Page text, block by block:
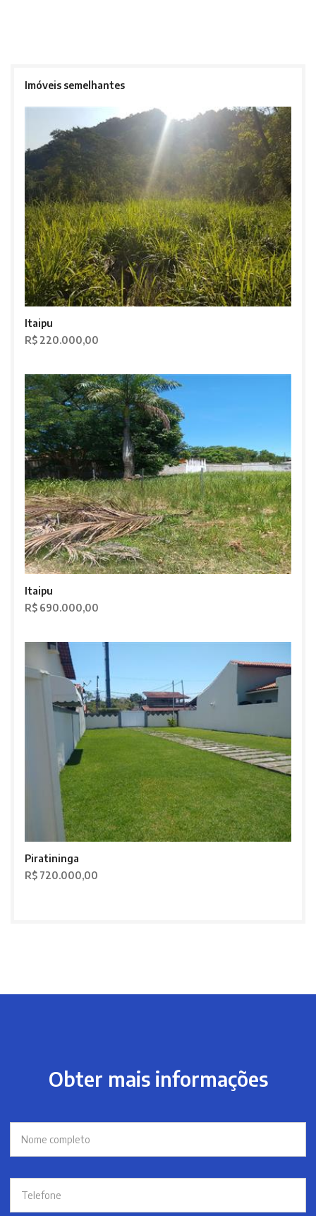
Imóveis semelhantes
Itaipu
R$ 220.000,00
Itaipu
R$ 690.000,00
Piratininga
R$ 720.000,00
Obter mais informações